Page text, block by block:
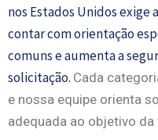
nos Estados Unidos exige
contar com orientação
comuns e aumenta a
solicitação. Cada
e nossa equipe orienta
adequada ao objetivo da